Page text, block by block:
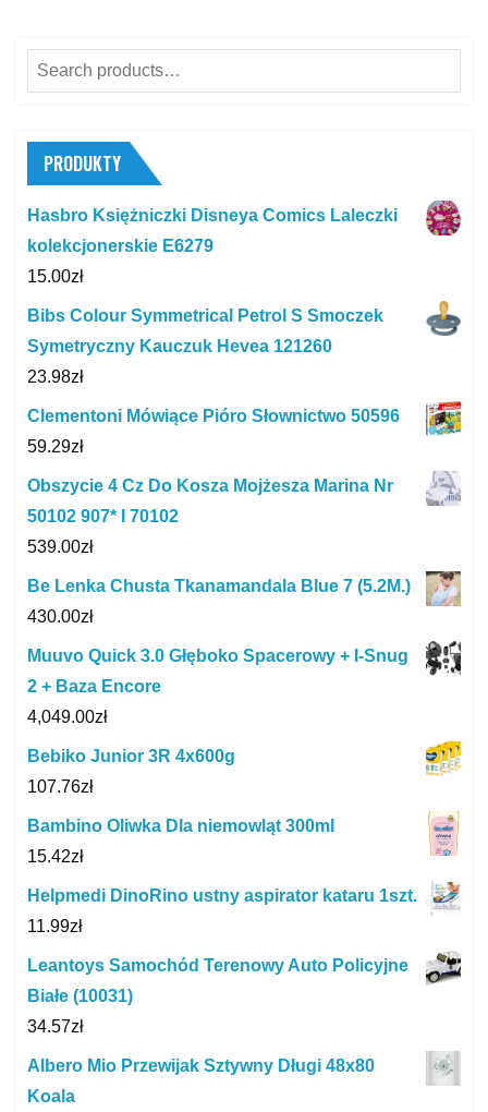
Search
for:
PRODUKTY
Hasbro Księżniczki Disneya Comics Laleczki
kolekcjonerskie E6279
15.00zł
Bibs Colour Symmetrical Petrol S Smoczek
Symetryczny Kauczuk Hevea 121260
23.98zł
Clementoni Mówiące Pióro Słownictwo 50596
59.29zł
Obszycie 4 Cz Do Kosza Mojżesza Marina Nr
50102 907* I 70102
539.00zł
Be Lenka Chusta Tkanamandala Blue 7 (5.2M.)
430.00zł
Muuvo Quick 3.0 Głęboko Spacerowy + I-Snug
2 + Baza Encore
4,049.00zł
Bebiko Junior 3R 4x600g
107.76zł
Bambino Oliwka Dla niemowląt 300ml
15.42zł
Helpmedi DinoRino ustny aspirator kataru 1szt.
11.99zł
Leantoys Samochód Terenowy Auto Policyjne
Białe (10031)
34.57zł
Albero Mio Przewijak Sztywny Długi 48x80
Koala